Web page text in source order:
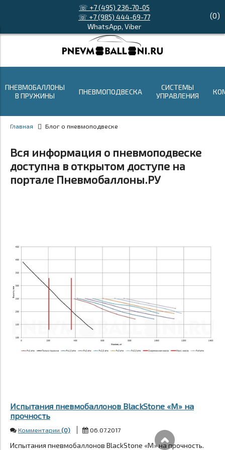
☏ +7 (495) 236-70-05
☏ +7 (985) 444-69-77
WhatsApp, Viber
(0)
ПНЕВМОБАЛЛОНЫ
В ПРУЖИНЫ
ПНЕВМОПОДВЕСКА
СИСТЕМЫ
УПРАВЛЕНИЯ
Главная Блог о пневмоподвеске
Вся информация о пневмоподвеске
доступна в открытом доступе на
портале Пневмобаллоны.РУ
Испытания пневмобаллонов BlackStone «М» на
прочность
Комментарии (0) 06.07.2017
Испытания пневмобаллонов BlackStone «М» на прочность.